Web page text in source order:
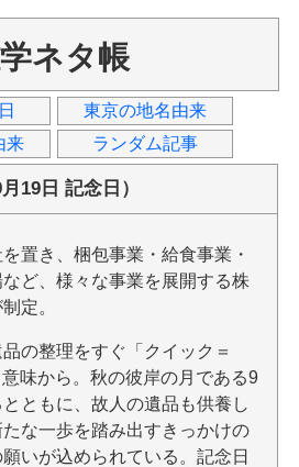
ネタ帳
東京の地名由来
来
ランダム記事
19日 記念日）
置き、梱包事業・給食事業・
ど、様々な事業を展開する株
定。
の整理をすぐ「クイック＝
味から。秋の彼岸の月である9
ともに、故人の遺品も供養し
な一歩を踏み出すきっかけの
いが込められている。記念日